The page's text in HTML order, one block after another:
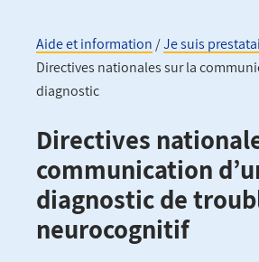
Fil
Aide et information
Je suis
Directives nationales sur la
diagnostic
Directives
communication
diagnostic de
neurocognitif